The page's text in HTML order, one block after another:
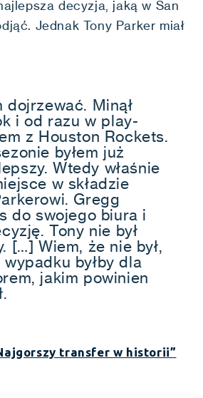
decyzja, jaką w San
Jednak Tony Parker miał
dojrzewać. Minął
i od razu w play-
z Houston Rockets.
byłem już
Wtedy właśnie
w składzie
Gregg
do swojego biura i
Tony nie był
[…] Wiem, że nie był,
byłby dla
jakim powinien
transfer w historii”